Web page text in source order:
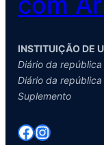
INSTITUIÇÃO DE
Diário da
Diário da
Suplemento
Facebook Instagram